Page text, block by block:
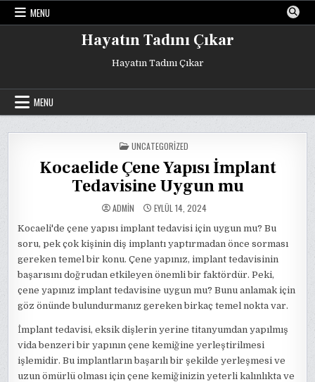
Skip
MENU
Hayatın Tadını Çıkar
Hayatın Tadını Çıkar
MENU
POSTED
IN
UNCATEGORIZED
Kocaelide Çene Yapısı İmplant
Tedavisine Uygun mu
ADMIN EYLÜL 14, 2024
Kocaeli'de çene yapısı implant tedavisi için uygun mu? Bu
soru, pek çok kişinin diş implantı yaptırmadan önce sorması
gereken temel bir konu. Çene yapınız, implant tedavisinin
başarısını doğrudan etkileyen önemli bir faktördür. Peki,
çene yapınız implant tedavisine uygun mu? Bunu anlamak için
göz önünde bulundurmanız gereken birkaç temel nokta var.
İmplant tedavisi, eksik dişlerin yerine titanyumdan yapılmış
vida benzeri bir yapının çene kemiğine yerleştirilmesi
işlemidir. Bu implantların başarılı bir şekilde yerleşmesi ve
uzun ömürlü olması için çene kemiğinizin yeterli kalınlıkta ve